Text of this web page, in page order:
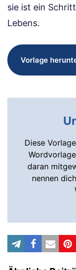
sie ist ein
Lebens.
Vorlage
Diese
daran
nennen